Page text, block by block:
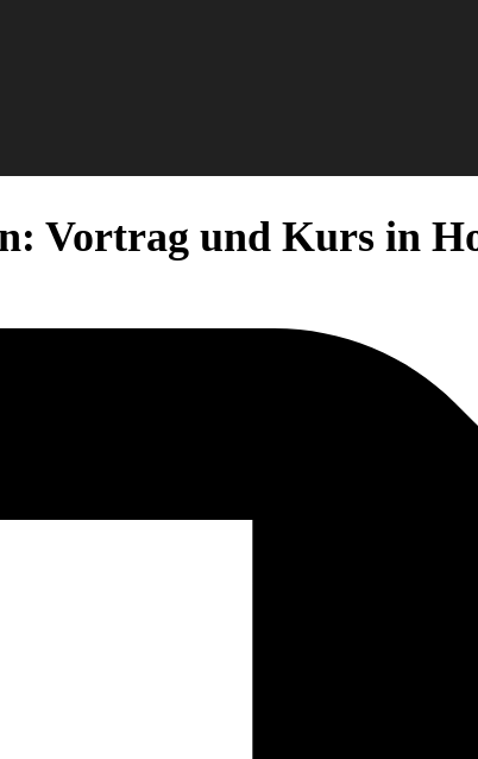
Vortrag und Kurs in